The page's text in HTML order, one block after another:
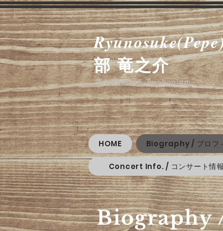
部 竜之介
Trombone &Euphonium
HOME Biography / プロフ
Concert Info. / コンサート情報
Biography /